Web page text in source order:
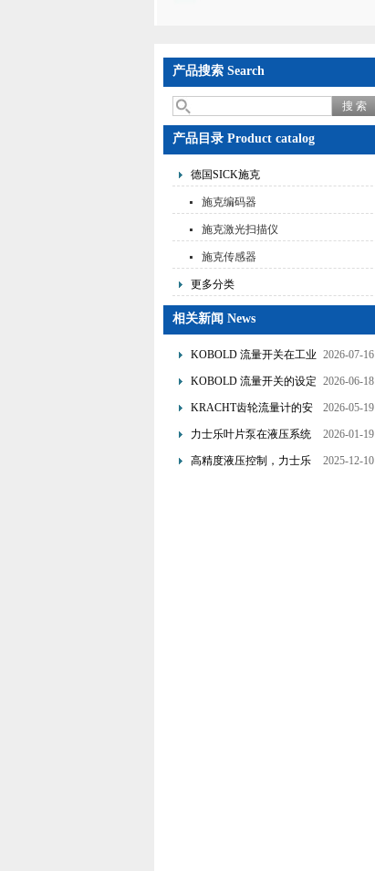
产品搜索 Search
产品目录 Product catalog
德国SICK施克
施克编码器
施克激光扫描仪
施克传感器
更多分类
相关新闻 News
KOBOLD 流量开关在工业
管道水流量监测中的应用
2026-07-16
KOBOLD 流量开关的设定
流量调节与刻度指示
2026-06-18
KRACHT齿轮流量计的安
装要求：直管段、过滤器
2026-05-19
力士乐叶片泵在液压系统
中的应用分析
2026-01-19
高精度液压控制，力士乐
2025-12-10